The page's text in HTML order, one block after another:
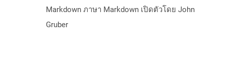
Markdown ภาษา Markdown เปิดตัวโดย John
Gruber